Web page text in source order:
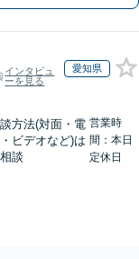
インタビュ
ーを見る
愛知県
方法(対面・電
ビデオなど)は
談
営業時
間：本日
定休日